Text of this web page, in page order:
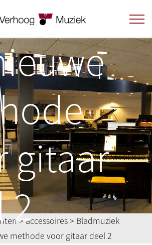
gitaar
2
> accessoires> Bladmuziek
methode voor gitaar deel 2